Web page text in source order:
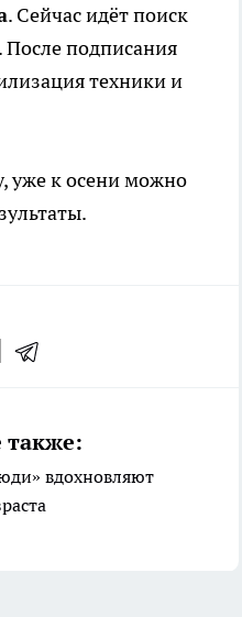
. Сейчас идёт поиск
подписания
техники и
уже к осени можно
также:
вдохновляют